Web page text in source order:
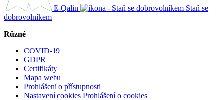
E-Qalin
Staň se
dobrovolníkem
Různé
COVID-19
GDPR
Certifikáty
Mapa webu
Prohlášení o přístupnosti
Nastavení cookies Prohlášení o cookies